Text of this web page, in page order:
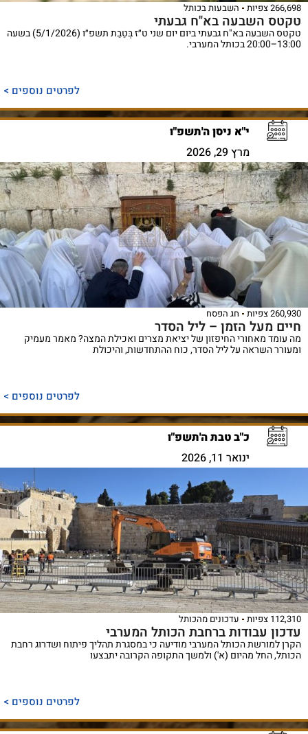
266,698 צפיות השבעות בכותל
טקטס השבעה בא"ח גבעתי
טקטס השבעה בא"ח גבעתי ביום יום שני ט״ז בְּטֵבֵת תשפ״ו (5/1/2026) בשעה
13:00–20:00 בכותל המערבי.
לפרטים נוספים >
י"א ניסן ה'תשפ"ו
מרץ 29, 2026
260,930 צפיות חג הפסח
חיים מעל הזמן – ליל הסדר
מה עומד מאחורי החיפזון של יציאת מצרים ואכילת המצה? מאמר מעמיק
ומעורר השראה על ליל הסדר, כוח ההתחדשות, והיכולת
לפרטים נוספים >
כ"ב טבת ה'תשפ"ו
ינואר 11, 2026
112,310 צפיות עדכונים מהכותל
עדכון עבודות ברחבת הכותל המערבי
הקרן למורשת הכותל המערבי מודיעה כי במסגרת תהליך פיתוח ושדרוג רחבת
הכותל, החל מהיום (א') ולמשך התקופה הקרובה יתבצעו
לפרטים נוספים >